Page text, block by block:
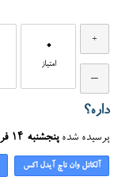
0
امتیاز
داره؟
پرسیده شده پنجشنبه ۱۴ فروردین ۱۳۹۳
آلکاتل وان تاچ آیدل اکس